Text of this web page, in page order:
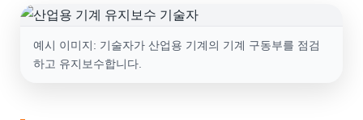
예시 이미지: 기술자가 산업용 기계의 기계 구동부를 점검
하고 유지보수합니다.